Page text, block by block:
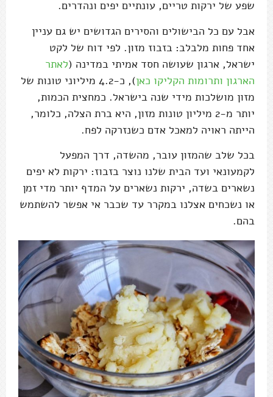
שפע של ירקות טריים, עונתיים יפים ונהדרים.
אבל עם כל הבישולים והסירים הגדושים יש גם עניין
אחד פחות מלבלב: בזבוז מזון. לפי דוח של לקט
ישראל, ארגון שעושה חסד אמיתי במדינה (לאתר
הארגון ותרומות הקליקו כאן
), כ-4.2 מיליוני טונות של
מזון מושלכות מידי שנה בישראל. כמחצית הכמות,
יותר מ-2 מיליון טונות מזון, היא ברת הצלה, כלומר,
הייתה ראויה למאכל אדם כשנזרקה לפח.
בכל שלב שהמזון עובר, מהשדה, דרך המפעל
לקמעונאי ועד הבית שלנו נוצר בזבוז: ירקות לא יפים
נשארים בשדה, ירקות נשארים על המדף יותר מדי זמן
או נשכחים אצלנו במקרר עד שכבר אי אפשר להשתמש
בהם.